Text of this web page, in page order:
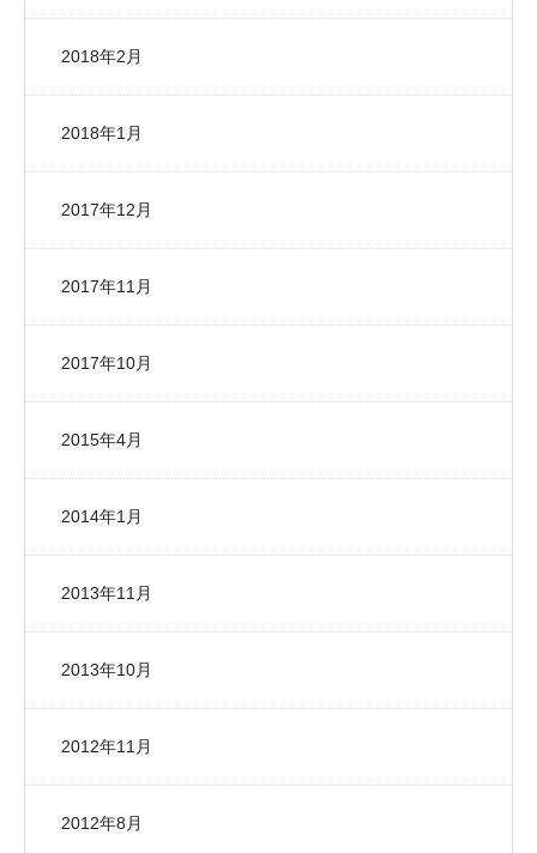
2018年2月
2018年1月
2017年12月
2017年11月
2017年10月
2015年4月
2014年1月
2013年11月
2013年10月
2012年11月
2012年8月